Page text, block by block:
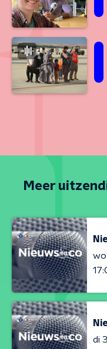
Meer
wo
di